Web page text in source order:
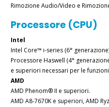
Rimozione Audio/Video e
Processore (CPU)
Intel
Intel Core™ i-series (6°
Processore Haswell (4°
e superiori necessari per le funzioni
AMD
AMD Phenom® II e superiori.
AMD A8-7670K e superiori, AMD